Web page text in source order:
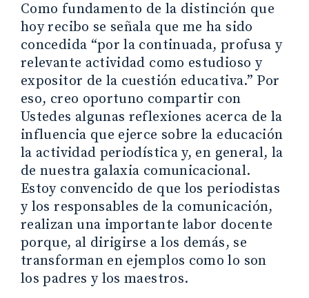
Como fundamento de la distinción que
hoy recibo se señala que me ha sido
concedida “por la continuada, profusa y
relevante actividad como estudioso y
expositor de la cuestión educativa.” Por
eso, creo oportuno compartir con
Ustedes algunas reflexiones acerca de la
influencia que ejerce sobre la educación
la actividad periodística y, en general, la
de nuestra galaxia comunicacional.
Estoy convencido de que los periodistas
y los responsables de la comunicación,
realizan una importante labor docente
porque, al dirigirse a los demás, se
transforman en ejemplos como lo son
los padres y los maestros.